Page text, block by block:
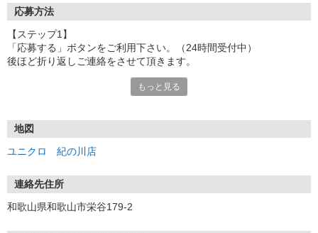
応募方法
【ステップ1】
「応募する」ボタンをご利用下さい。（24時間受付中）
後ほど折り返しご連絡をさせて頂きます。
※履歴書の返却は致しません、予めご了承下さい。
不安なことや質問等がございましたら、
※営業時間内にご連絡下さい。
もっと見る
地図
ユニクロ 紀の川店
連絡先住所
和歌山県和歌山市栄谷179-2